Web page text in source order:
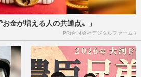
金が増える人の共通点〟」
PR(合同会社デジタルファーム )